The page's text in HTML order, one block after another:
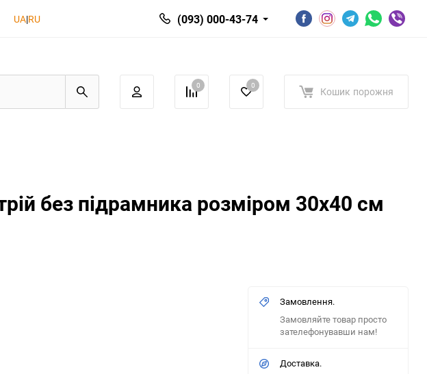
UA|RU (093) 000-43-74
0 0 Кошик порожня
без підрамника розміром 30х40 см
Замовлення.
Замовляйте товар просто
зателефонувавши нам!
Доставка.